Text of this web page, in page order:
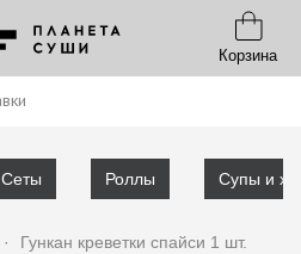
Корзина
Сеты Роллы Супы и
· Гункан креветки спайси 1 шт.